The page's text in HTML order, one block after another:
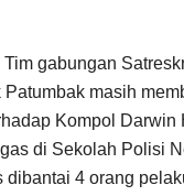
Tim gabungan
masih
Kompol Darwin
di Sekolah Polisi
dibantai 4 orang